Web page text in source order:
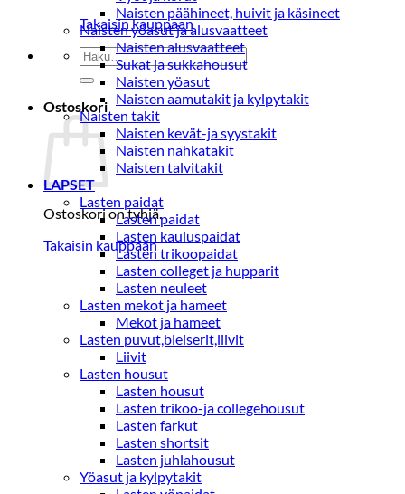
Takaisin kauppaan
Etsi:
Ostoskori
Ostoskori on tyhjä.
Takaisin kauppaan
Naisten päähineet, huivit ja käsineet
Naisten yöasut ja alusvaatteet
Naisten alusvaatteet
Sukat ja sukkahousut
Naisten yöasut
Naisten aamutakit ja kylpytakit
Naisten takit
Naisten kevät-ja syystakit
Naisten nahkatakit
Naisten talvitakit
LAPSET
Lasten paidat
Lasten paidat
Lasten kauluspaidat
Lasten trikoopaidat
Lasten colleget ja hupparit
Lasten neuleet
Lasten mekot ja hameet
Mekot ja hameet
Lasten puvut,bleiserit,liivit
Liivit
Lasten housut
Lasten housut
Lasten trikoo-ja collegehousut
Lasten farkut
Lasten shortsit
Lasten juhlahousut
Yöasut ja kylpytakit